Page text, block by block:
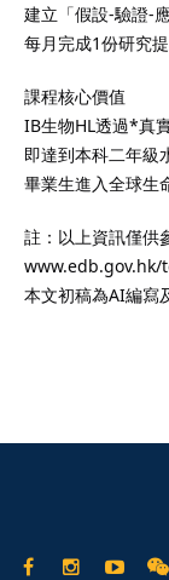
建立「假設-驗證-
每月完成1份研究提
課程核心價值
IB生物HL透過*真
即達到本科二年級
畢業生進入全球生
註：以上資訊僅供
本文初稿為AI編寫